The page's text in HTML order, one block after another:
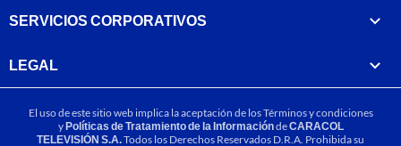
SERVICIOS CORPORATIVOS
LEGAL
El uso de este sitio web implica la aceptación de losTérminos y condiciones
yPolíticas de Tratamiento de la InformacióndeCARACOL
TELEVISIÓN S.A.Todos los Derechos Reservados D.R.A. Prohibida su